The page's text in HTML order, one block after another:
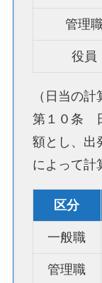
管理
役員
（日当の計
第１０条
額とし、出
によって計
区分
一般職
管理職